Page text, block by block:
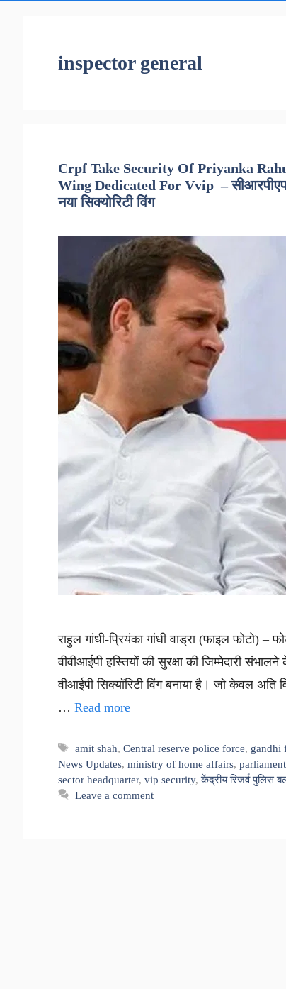
inspector general
Crpf Take Security Of Priyanka
Wing Dedicated For Vvip – सीआरपीएफ
नया सिक्योरिटी विंग
राहुल गांधी-प्रियंका गांधी वाड्रा (फाइल फोटो)
वीवीआईपी हस्तियों की सुरक्षा की जिम्मेदारी
वीआईपी सिक्यॉरिटी विंग बनाया है। जो केवल अति
… Read more
Tags
amit shah,Central reserve police force, gandhi
News Updates, ministry of home affairs, parliament
sector headquarter, vip security,केंद्रीय रिजर्व पुलिस
Leave a comment